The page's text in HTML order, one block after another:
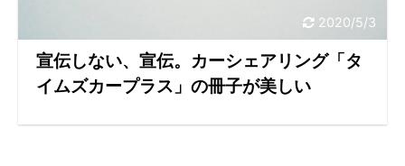
2020/5/3
宣伝しない、宣伝。カーシェアリング「タ
イムズカープラス」の冊子が美しい